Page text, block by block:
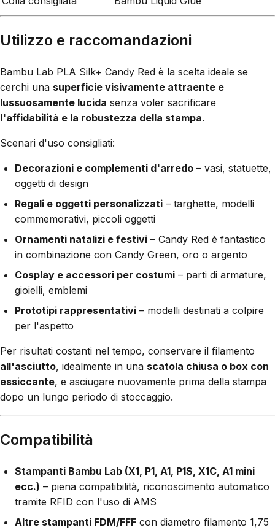
Utilizzo e raccomandazioni
Bambu Lab PLA Silk+ Candy Red è la scelta ideale se
cerchi una superficie visivamente attraente e
lussuosamente lucida senza voler sacrificare
l'affidabilità e la robustezza della stampa.
Scenari d'uso consigliati:
Decorazioni e complementi d'arredo – vasi, statuette,
oggetti di design
Regali e oggetti personalizzati – targhette, modelli
commemorativi, piccoli oggetti
Ornamenti natalizi e festivi – Candy Red è fantastico
in combinazione con Candy Green, oro o argento
Cosplay e accessori per costumi – parti di armature,
gioielli, emblemi
Prototipi rappresentativi – modelli destinati a colpire
per l'aspetto
Per risultati costanti nel tempo, conservare il filamento
all'asciutto, idealmente in una scatola chiusa o box con
essiccante, e asciugare nuovamente prima della stampa
dopo un lungo periodo di stoccaggio.
Compatibilità
Stampanti Bambu Lab (X1, P1, A1, P1S, X1C, A1 mini
ecc.) – piena compatibilità, riconoscimento automatico
tramite RFID con l'uso di AMS
Altre stampanti FDM/FFF con diametro filamento 1,75